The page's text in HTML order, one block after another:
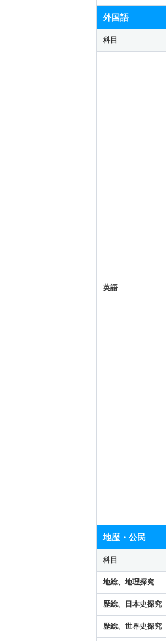
外国語
科目
英語
地歴・公民
科目
地総、地理探究
歴総、日本史探究
歴総、世界史探究